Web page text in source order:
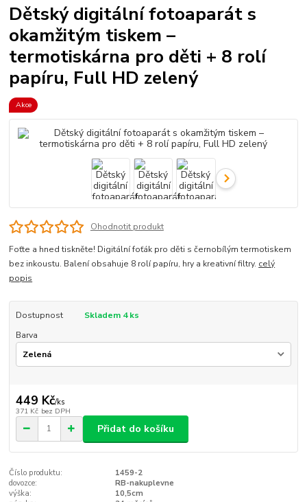
Dětský digitální fotoaparát s
okamžitým tiskem –
termotiskárna pro děti + 8 rolí
papíru, Full HD zelený
Akce
Ohodnotit produkt
Foťte a hned tiskněte! Digitální foťák pro děti s černobílým termotiskem
bez inkoustu. Balení obsahuje 8 rolí papíru, hry a kreativní filtry. celý
popis
Dostupnost
Skladem 4 ks
Barva
449 Kč/ks
371 Kč bez DPH
Přidat do košíku
Číslo produktu:
1459-2
dovozce:
RB-nakuplevne
výška:
10,5cm